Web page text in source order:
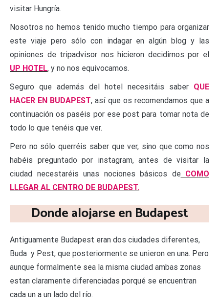
visitar Hungría.
Nosotros no hemos tenido mucho tiempo para organizar
este viaje pero sólo con indagar en algún blog y las
opiniones de tripadvisor nos hicieron decidirnos por el
UP HOTEL, y no nos equivocamos.
Seguro que además del hotel necesitáis saber QUE
HACER EN BUDAPEST, así que os recomendamos que a
continuación os paséis por ese post para tomar nota de
todo lo que tenéis que ver.
Pero no sólo querréis saber que ver, sino que como nos
habéis preguntado por instagram, antes de visitar la
ciudad necestaréis unas nociones básicos deCOMO
LLEGAR AL CENTRO DE BUDAPEST.
Donde alojarse en Budapest
Antiguamente Budapest eran dos ciudades diferentes,
Buda y Pest, que posteriormente se unieron en una. Pero
aunque formalmente sea la misma ciudad ambas zonas
estan claramente diferenciadas porqué se encuentran
cada un a un lado del río.